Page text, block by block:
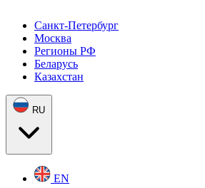
Санкт-Петербург
Москва
Регионы РФ
Беларусь
Казахстан
RU
EN